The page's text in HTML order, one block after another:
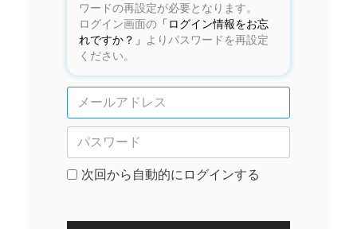
ワードの再設定が必要となります。
ログイン画面の「ログイン情報をお忘
れですか？」
よりパスワードを再設定
ください。
次回から自動的にログインする